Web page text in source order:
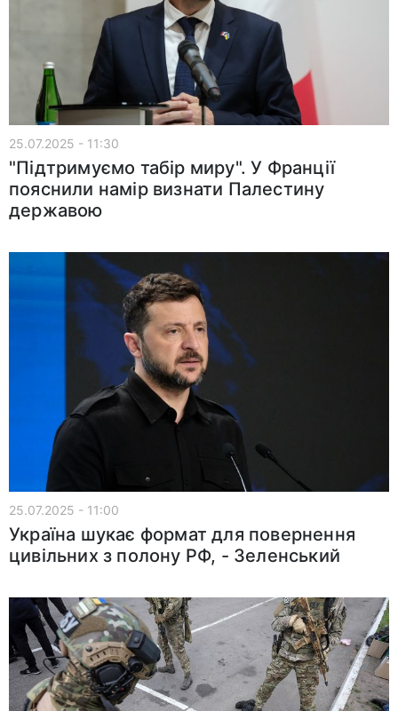
25.07.2025 - 11:30
"Підтримуємо табір миру". У Франції
пояснили намір визнати Палестину
державою
25.07.2025 - 11:00
Україна шукає формат для повернення
цивільних з полону РФ, - Зеленський